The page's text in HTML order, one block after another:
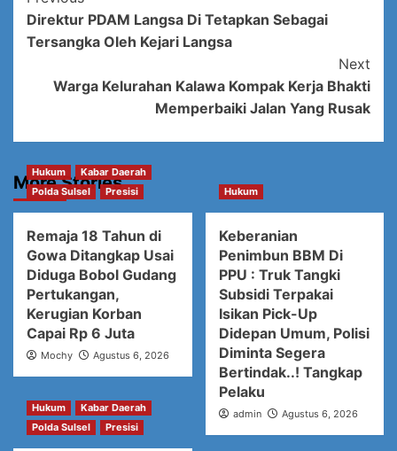
Navigation
Direktur PDAM Langsa Di Tetapkan Sebagai
Tersangka Oleh Kejari Langsa
Next
Warga Kelurahan Kalawa Kompak Kerja Bhakti
Memperbaiki Jalan Yang Rusak
More Stories
Hukum
Kabar Daerah
Polda Sulsel
Presisi
Remaja 18 Tahun di
Gowa Ditangkap Usai
Diduga Bobol Gudang
Pertukangan,
Kerugian Korban
Capai Rp 6 Juta
Mochy Agustus 6, 2026
Hukum
Keberanian
Penimbun BBM Di
PPU : Truk Tangki
Subsidi Terpakai
Isikan Pick-Up
Didepan Umum, Polisi
Diminta Segera
Bertindak..! Tangkap
Pelaku
admin Agustus 6, 2026
Hukum
Kabar Daerah
Polda Sulsel
Presisi